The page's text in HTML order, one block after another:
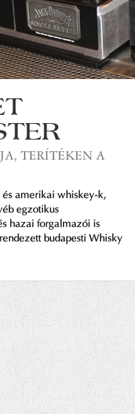
TERÍTÉKEN A
amerikai whiskey-k,
egzotikus
hazai forgalmazói is
budapesti Whisky